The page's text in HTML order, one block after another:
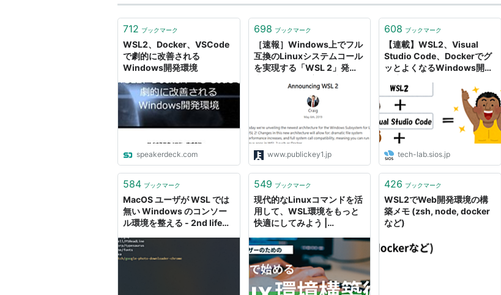
712 ブックマーク
WSL2、Docker、VSCode
で劇的に改善される
Windows開発環境
speakerdeck.com
698 ブックマーク
［速報］Windows上でフル
互換のLinuxシステムコール
を実現する「WSL 2」発
Microsoft Build 2019
www.publickey1.jp
608 ブックマーク
【連載】WSL2、Visual
Studio Code、Dockerでグ
ッとよくなるWindows開発
〜 | SIOS Tech Lab
tech-lab.sios.jp
584 ブックマーク
MacOS ユーザが WSL では
無い Windows のコンソー
ル環境を整える - 2nd life
549 ブックマーク
現代的なLinuxコマンドを活
用して、WSL環境をもっと
快適にしてみよう |
WSL2で始める Linux環境構
築術 | Think IT（シンクイッ
ト）
426 ブックマーク
WSL2でWeb開発環境の構
築メモ (zsh, node, docker
など)